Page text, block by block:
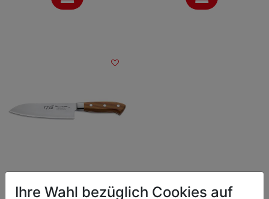
Santoku
Ihre Wahl bezüglich Cookies auf